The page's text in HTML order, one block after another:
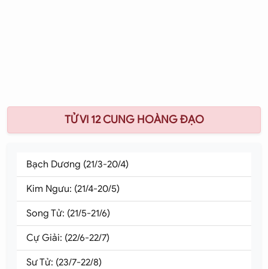
TỬ VI 12 CUNG HOÀNG ĐẠO
Bạch Dương (21/3-20/4)
Kim Ngưu: (21/4-20/5)
Song Tử: (21/5-21/6)
Cự Giải: (22/6-22/7)
Sư Tử: (23/7-22/8)